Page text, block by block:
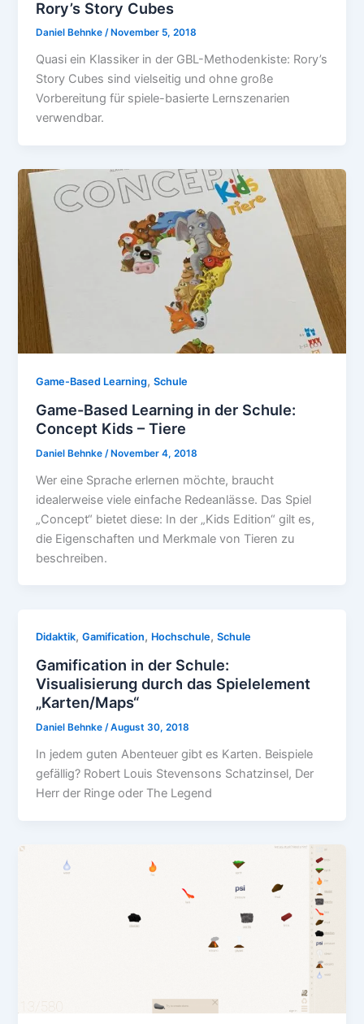
Rory’s Story Cubes
Daniel Behnke/ November 5, 2018
Quasi ein Klassiker in der GBL-Methodenkiste: Rory’s
Story Cubes sind vielseitig und ohne große
Vorbereitung für spiele-basierte Lernszenarien
verwendbar.
Game-Based Learning,Schule
Game-Based Learning in der Schule:
Concept Kids – Tiere
Daniel Behnke /November 4, 2018
Wer eine Sprache erlernen möchte, braucht
idealerweise viele einfache Redeanlässe. Das Spiel
„Concept“ bietet diese: In der „Kids Edition“ gilt es,
die Eigenschaften und Merkmale von Tieren zu
beschreiben.
Didaktik,Gamification, Hochschule,Schule
Gamification in der Schule:
Visualisierung durch das Spielelement
„Karten/Maps“
Daniel Behnke/August 30, 2018
In jedem guten Abenteuer gibt es Karten. Beispiele
gefällig? Robert Louis Stevensons Schatzinsel, Der
Herr der Ringe oder The Legend